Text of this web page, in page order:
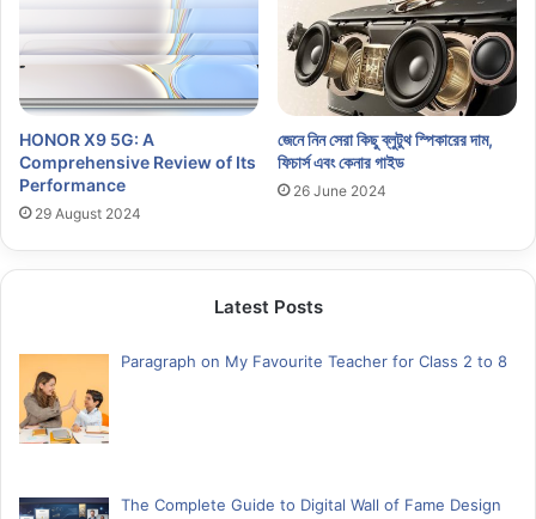
HONOR X9 5G: A
Comprehensive Review of Its
Performance
29 August 2024
জেনে নিন সেরা কিছু ব্লুটুথ স্পিকারের দাম,
ফিচার্স এবং কেনার গাইড
26 June 2024
Latest Posts
Paragraph on My Favourite Teacher for Class 2 to 8
The Complete Guide to Digital Wall of Fame Design